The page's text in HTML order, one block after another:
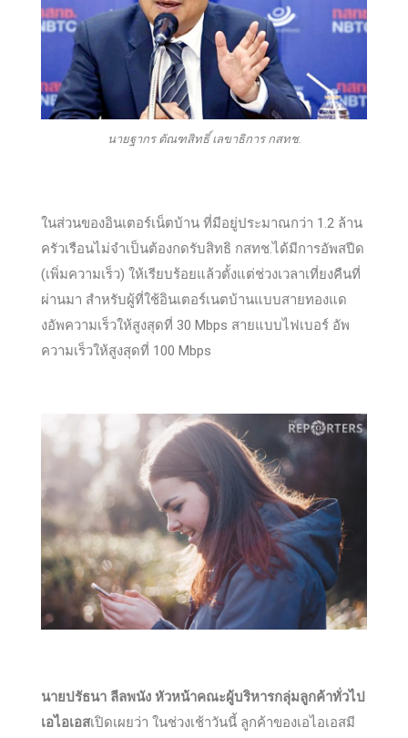
นายฐากร ตัณฑสิทธิ์ เลขาธิการ กสทช.
ในส่วนของอินเตอร์เน็ตบ้าน ที่มีอยู่ประมาณกว่า 1.2 ล้าน
ครัวเรือนไม่จำเป็นต้องกดรับสิทธิ กสทช.ได้มีการอัพสปีด
(เพิ่มความเร็ว) ให้เรียบร้อยแล้วตั้งแต่ช่วงเวลาเที่ยงคืนที่
ผ่านมา สำหรับผู้ที่ใช้อินเตอร์เนตบ้านแบบสายทองแด
งอัพความเร็วให้สูงสุดที่ 30 Mbps สายแบบไฟเบอร์ อัพ
ความเร็วให้สูงสุดที่ 100 Mbps
นายปรัธนา ลีลพนัง หัวหน้าคณะผู้บริหารกลุ่มลูกค้าทั่วไป
เอไอเอสเปิดเผยว่า ในช่วงเช้าวันนี้ ลูกค้าของเอไอเอสมี